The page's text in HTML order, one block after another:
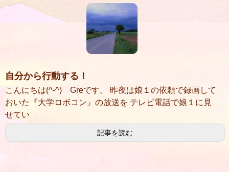
自分から行動する！
こんにちは(^-^) Greです。 昨夜は娘１の依頼で録画して
おいた『大学ロボコン』の放送を テレビ電話で娘１に見
せてい
記事を読む